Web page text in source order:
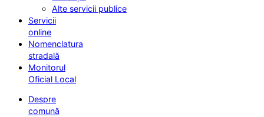
Alte servicii publice
Servicii
online
Nomenclatura
stradală
Monitorul
Oficial Local
Despre
comună